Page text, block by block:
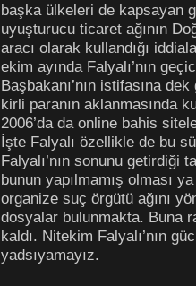
başka ülkeleri de kapsayan
uyuşturucu ticaret ağının
aracı olarak kullandığı
ekim ayında Falyalı’nın
Başbakanı’nın istifasına
kirli paranın aklanmasında
2006’da da online bahis
İşte Falyalı özellikle de bu
Falyalı’nın sonunu
bunun yapılmamış olması
organize suç örgütü ağını
dosyalar bulunmakta. Buna
kaldı. Nitekim Falyalı’nın
yadsıyamayız.